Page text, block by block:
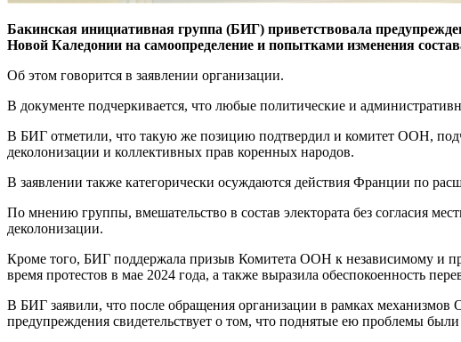
Бакинская инициативная группа (БИГ) приветствовала
Новой Каледонии на самоопределение и попытками изменения
Об этом говорится в заявлении организации.
В документе подчеркивается, что любые политические и
В БИГ отметили, что такую же позицию подтвердил и комитет ООН,
деколонизации и коллективных прав коренных народов.
В заявлении также категорически осуждаются действия Франции по
По мнению группы, вмешательство в состав электората без согласия
деколонизации.
Кроме того, БИГ поддержала призыв Комитета ООН к независимому и
время протестов в мае 2024 года, а также выразила обеспокоенность
В БИГ заявили, что после обращения организации в рамках
предупреждения свидетельствует о том, что поднятые ею проблемы